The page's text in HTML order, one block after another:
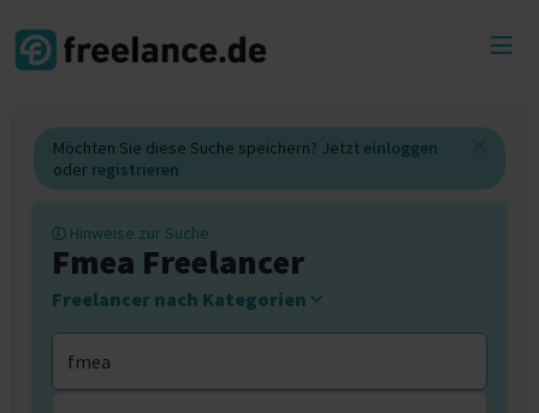
Möchten Sie diese Suche speichern? Jetzt einloggen
oder registrieren
Hinweise zur Suche
Fmea Freelancer
Freelancer nach Kategorien